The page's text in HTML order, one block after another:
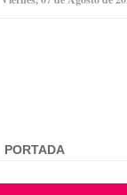
PORTADA